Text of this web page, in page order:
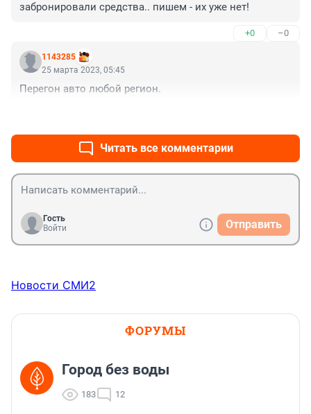
забронировали средства.. пишем - их уже нет!
+0 –0
1143285
25 марта 2023, 05:45
Перегон авто любой регион.
Читать все комментарии
Гость
Войти
Отправить
Новости СМИ2
ФОРУМЫ
Город без воды
183 12